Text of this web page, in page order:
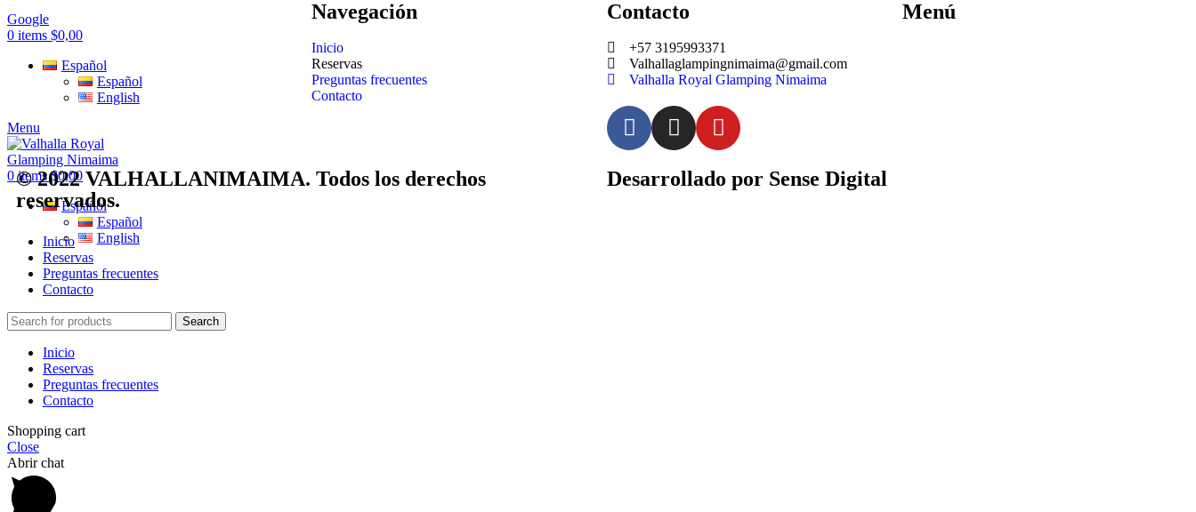
Google
0 items $0,00
Español
Español
English
Menu
0items $0,00
Español
Español
English
Navegación
Inicio
Reservas
Preguntas frecuentes
Contacto
Contacto
+57 3195993371
Valhallaglampingnimaima@gmail.com
Valhalla Royal Glamping Nimaima
Menú
© 2022 VALHALLANIMAIMA. Todos los derechos
reservados.
Desarrollado por Sense Digital
Inicio
Reservas
Preguntas frecuentes
Contacto
Search
Inicio
Reservas
Preguntas frecuentes
Contacto
Shopping cart
Close
Abrir chat